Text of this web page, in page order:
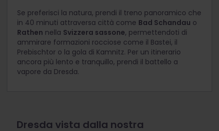
Se preferisci la natura, prendi il treno panoramico che
in 40 minuti attraversa città come Bad Schandau o
Rathen nella Svizzera sassone, permettendoti di
ammirare formazioni rocciose come il Bastei, il
Prebischtor o la gola di Kamnitz. Per un itinerario
ancora più lento e tranquillo, prendi il battello a
vapore da Dresda.
Dresda vista dalla nostra